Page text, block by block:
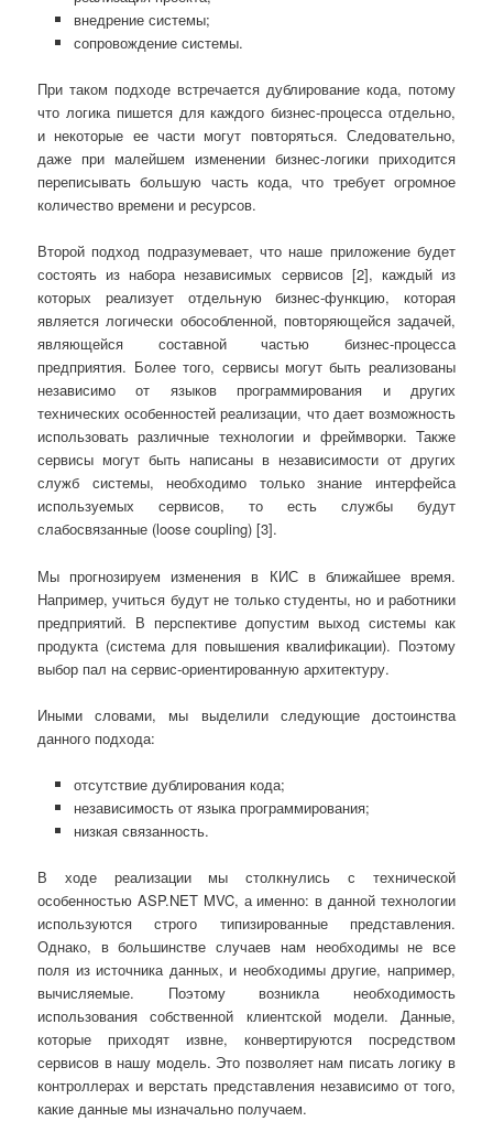
внедрение системы;
сопровождение системы.
При таком подходе встречается дублирование кода, потому
что логика пишется для каждого бизнес-процесса отдельно,
и некоторые ее части могут повторяться. Следовательно,
даже при малейшем изменении бизнес-логики приходится
переписывать большую часть кода, что требует огромное
количество времени и ресурсов.
Второй подход подразумевает, что наше приложение будет
состоять из набора независимых сервисов [2], каждый из
которых реализует отдельную бизнес-функцию, которая
является логически обособленной, повторяющейся задачей,
являющейся составной частью бизнес-процесса
предприятия. Более того, сервисы могут быть реализованы
независимо от языков программирования и других
технических особенностей реализации, что дает возможность
использовать различные технологии и фреймворки. Также
сервисы могут быть написаны в независимости от других
служб системы, необходимо только знание интерфейса
используемых сервисов, то есть службы будут
слабосвязанные (loose coupling) [3].
Мы прогнозируем изменения в КИС в ближайшее время.
Например, учиться будут не только студенты, но и работники
предприятий. В перспективе допустим выход системы как
продукта (система для повышения квалификации). Поэтому
выбор пал на сервис-ориентированную архитектуру.
Иными словами, мы выделили следующие достоинства
данного подхода:
отсутствие дублирования кода;
независимость от языка программирования;
низкая связанность.
В ходе реализации мы столкнулись с технической
особенностью ASP.NET MVC, а именно: в данной технологии
используются строго типизированные представления.
Однако, в большинстве случаев нам необходимы не все
поля из источника данных, и необходимы другие, например,
вычисляемые. Поэтому возникла необходимость
использования собственной клиентской модели. Данные,
которые приходят извне, конвертируются посредством
сервисов в нашу модель. Это позволяет нам писать логику в
контроллерах и верстать представления независимо от того,
какие данные мы изначально получаем.